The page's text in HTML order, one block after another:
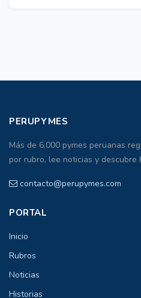
PERUPYMES
Más de 6,000 pymes peruanas
por rubro, lee noticias y descubre
contacto@perupymes.com
PORTAL
Inicio
Rubros
Noticias
Historias